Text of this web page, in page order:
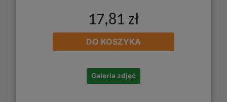
17,81 zł
DO KOSZYKA
Galeria zdjęć